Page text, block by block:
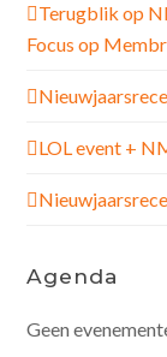
Terugblik op
Focus op
LOL event +
Agenda
Geen